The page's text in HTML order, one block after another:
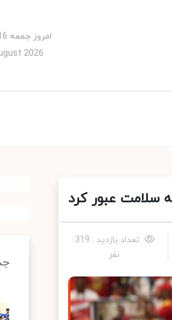
امروز جمعه 16 مرداد 1405
2026
سلامت عبور کرد
تعداد بازدید : 319
نفر